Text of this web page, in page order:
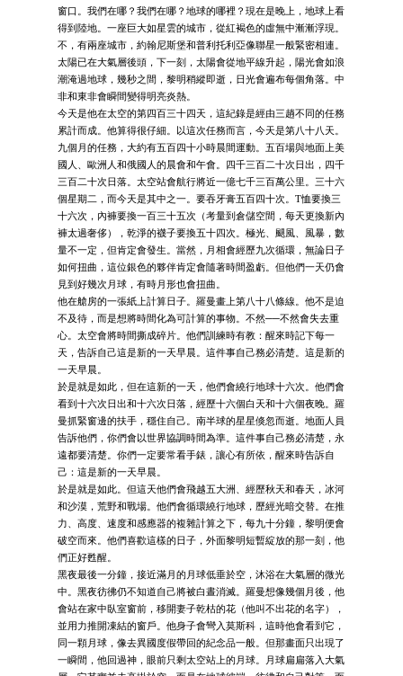
窗口。我們在哪？我們在哪？地球的哪裡？現在是晚上，地球上看
得到陸地。一座巨大如星雲的城市，從紅褐色的虛無中漸漸浮現。
不，有兩座城市，約翰尼斯堡和普利托利亞像聯星一般緊密相連。
太陽已在大氣層後頭，下一刻，太陽會從地平線升起，陽光會如浪
潮淹過地球，幾秒之間，黎明稍縱即逝，日光會遍布每個角落。中
非和東非會瞬間變得明亮炎熱。
今天是他在太空的第四百三十四天，這紀錄是經由三趟不同的任務
累計而成。他算得很仔細。以這次任務而言，今天是第八十八天。
九個月的任務，大約有五百四十小時晨間運動。五百場與地面上美
國人、歐洲人和俄國人的晨會和午會。四千三百二十次日出，四千
三百二十次日落。太空站會航行將近一億七千三百萬公里。三十六
個星期二，而今天是其中之一。要吞牙膏五百四十次。T恤要換三
十六次，內褲要換一百三十五次（考量到倉儲空間，每天更換新內
褲太過奢侈），乾淨的襪子要換五十四次。極光、颶風、風暴，數
量不一定，但肯定會發生。當然，月相會經歷九次循環，無論日子
如何扭曲，這位銀色的夥伴肯定會隨著時間盈虧。但他們一天仍會
見到好幾次月球，有時月形也會扭曲。
他在艙房的一張紙上計算日子。羅曼畫上第八十八條線。他不是迫
不及待，而是想將時間化為可計算的事物。不然──不然會失去重
心。太空會將時間撕成碎片。他們訓練時有教：醒來時記下每一
天，告訴自己這是新的一天早晨。這件事自己務必清楚。這是新的
一天早晨。
於是就是如此，但在這新的一天，他們會繞行地球十六次。他們會
看到十六次日出和十六次日落，經歷十六個白天和十六個夜晚。羅
曼抓緊窗邊的扶手，穩住自己。南半球的星星倏忽而逝。地面人員
告訴他們，你們會以世界協調時間為準。這件事自己務必清楚，永
遠都要清楚。你們一定要常看手錶，讓心有所依，醒來時告訴自
己：這是新的一天早晨。
於是就是如此。但這天他們會飛越五大洲、經歷秋天和春天，冰河
和沙漠，荒野和戰場。他們會循環繞行地球，歷經光暗交替。在推
力、高度、速度和感應器的複雜計算之下，每九十分鐘，黎明便會
破空而來。他們喜歡這樣的日子，外面黎明短暫綻放的那一刻，他
們正好甦醒。
黑夜最後一分鐘，接近滿月的月球低垂於空，沐浴在大氣層的微光
中。黑夜彷彿仍不知道自己將被白晝消滅。羅曼想像幾個月後，他
會站在家中臥室窗前，移開妻子乾枯的花（他叫不出花的名字），
並用力推開凍結的窗戶。他身子會彎入莫斯科，這時他會看到它，
同一顆月球，像去異國度假帶回的紀念品一般。但那畫面只出現了
一瞬間，他回過神，眼前只剩太空站上的月球。月球扁扁落入大氣